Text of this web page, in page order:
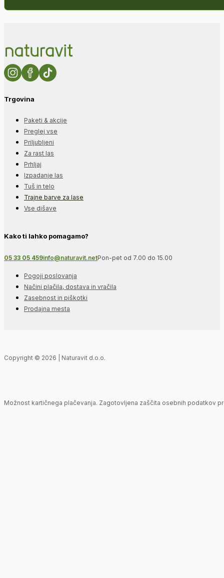
Trgovina
Paketi & akcije
Preglej vse
Priljubljeni
Za rast las
Prhljaj
Izpadanje las
Tuš in telo
Trajne barve za lase
Vse dišave
Kako ti lahko pomagamo?
05 33 05 459info@naturavit.netPon-pet od 7.00 do 15.00
Pogoji poslovanja
Načini plačila, dostava in vračila
Zasebnost in piškotki
Prodajna mesta
Copyright © 2026 | Naturavit d.o.o.
Možnost kartičnega plačevanja. Zagotovljena zaščita osebnih podatkov